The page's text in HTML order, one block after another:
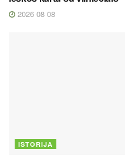
2026 08 08
ISTORIJA